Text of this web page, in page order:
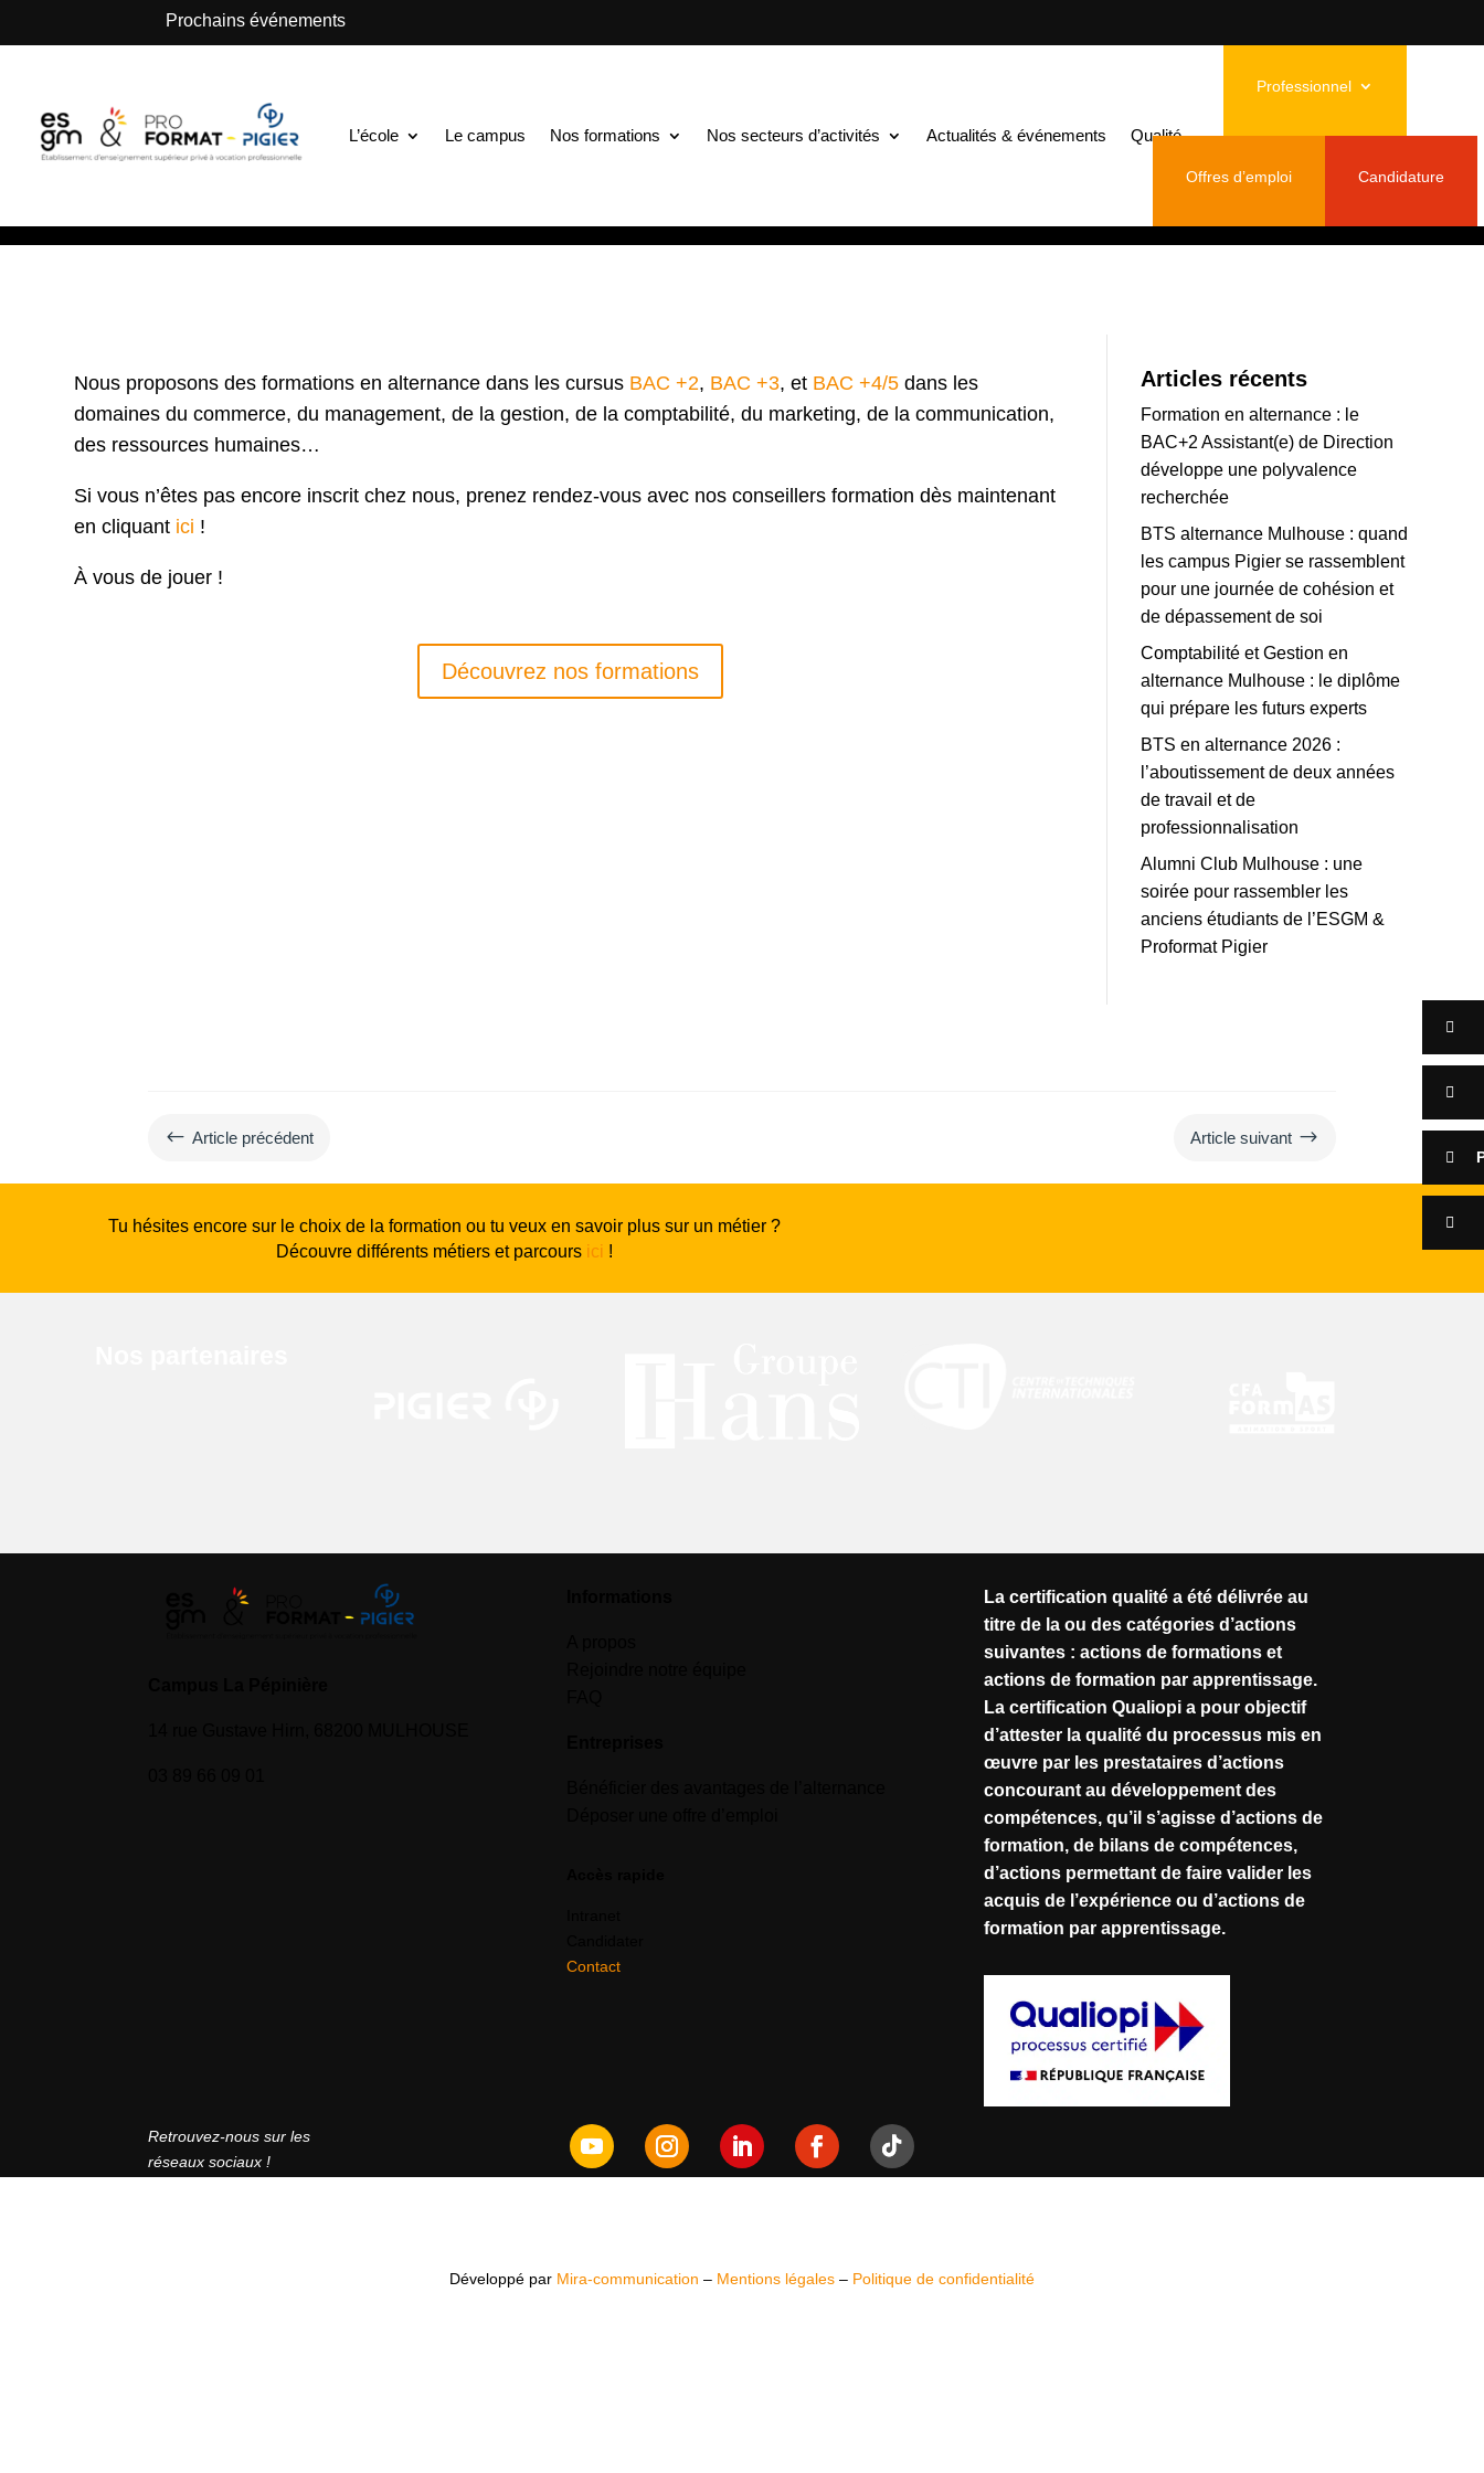
Prochains événements
L’école Le campus Nos formations Nos secteurs d’activités Actualités & événements Qualité
Professionnel
Offres d’emploi Candidature
Nos entreprises partenaires recrutent plus de 100
alternants !
Nous proposons des formations en alternance dans les cursus BAC +2, BAC +3, et BAC +4/5 dans les
domaines du commerce, du management, de la gestion, de la comptabilité, du marketing, de la communication,
des ressources humaines…
Si vous n’êtes pas encore inscrit chez nous, prenez rendez-vous avec nos conseillers formation dès maintenant
en cliquant ici !
À vous de jouer !
Découvrez nos formations
Articles récents
Formation en alternance : le
BAC+2 Assistant(e) de Direction
développe une polyvalence
recherchée
BTS alternance Mulhouse : quand
les campus Pigier se rassemblent
pour une journée de cohésion et
de dépassement de soi
Comptabilité et Gestion en
alternance Mulhouse : le diplôme
qui prépare les futurs experts
BTS en alternance 2026 :
l’aboutissement de deux années
de travail et de
professionnalisation
Alumni Club Mulhouse : une
soirée pour rassembler les
anciens étudiants de l’ESGM &
Proformat Pigier
# Article précédent Article suivant $
Tu hésites encore sur le choix de la formation ou tu veux en savoir plus sur un métier ?
Découvre différents métiers et parcours ici !
Contact
La certification qualité a été délivrée au
titre de la ou des catégories d’actions
suivantes : actions de formations et
actions de formation par apprentissage.
La certification Qualiopi a pour objectif
d’attester la qualité du processus mis en
œuvre par les prestataires d’actions
concourant au développement des
compétences, qu’il s’agisse d’actions de
formation, de bilans de compétences,
d’actions permettant de faire valider les
acquis de l’expérience ou d’actions de
formation par apprentissage.
Retrouvez-nous sur les
réseaux sociaux !
Développé par Mira-communication – Mentions légales – Politique de confidentialité